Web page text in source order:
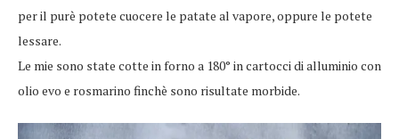
per il purè potete cuocere le patate al vapore, oppure le potete
lessare.
Le mie sono state cotte in forno a 180° in cartocci di alluminio con
olio evo e rosmarino finchè sono risultate morbide.